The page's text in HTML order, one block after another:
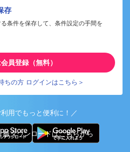
存
条件を保存して、条件設定の手間を
員登録（無料）
ちの方 ログインはこちら＞
用でもっと便利に！／
版ダウンロードはこちらから